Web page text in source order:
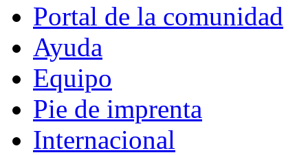
Portal de la comunidad
Ayuda
Equipo
Pie de imprenta
Internacional